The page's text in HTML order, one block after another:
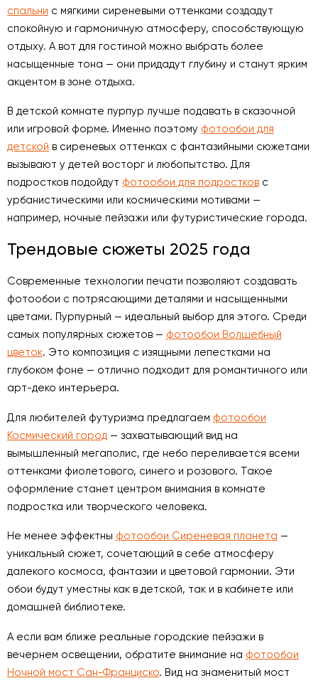
спальни с мягкими сиреневыми оттенками создадут
спокойную и гармоничную атмосферу, способствующую
отдыху. А вот для гостиной можно выбрать более
насыщенные тона — они придадут глубину и станут ярким
акцентом в зоне отдыха.
В детской комнате пурпур лучше подавать в сказочной
или игровой форме. Именно поэтому фотообои для
детской в сиреневых оттенках с фантазийными сюжетами
вызывают у детей восторг и любопытство. Для
подростков подойдут фотообои для подростков с
урбанистическими или космическими мотивами —
например, ночные пейзажи или футуристические города.
Трендовые сюжеты 2025 года
Современные технологии печати позволяют создавать
фотообои с потрясающими деталями и насыщенными
цветами. Пурпурный — идеальный выбор для этого. Среди
самых популярных сюжетов — фотообои Волшебный
цветок. Это композиция с изящными лепестками на
глубоком фоне — отлично подходит для романтичного или
арт-деко интерьера.
Для любителей футуризма предлагаем фотообои
Космический город — захватывающий вид на
вымышленный мегаполис, где небо переливается всеми
оттенками фиолетового, синего и розового. Такое
оформление станет центром внимания в комнате
подростка или творческого человека.
Не менее эффектны фотообои Сиреневая планета —
уникальный сюжет, сочетающий в себе атмосферу
далекого космоса, фантазии и цветовой гармонии. Эти
обои будут уместны как в детской, так и в кабинете или
домашней библиотеке.
А если вам ближе реальные городские пейзажи в
вечернем освещении, обратите внимание на фотообои
Ночной мост Сан-Франциско. Вид на знаменитый мост